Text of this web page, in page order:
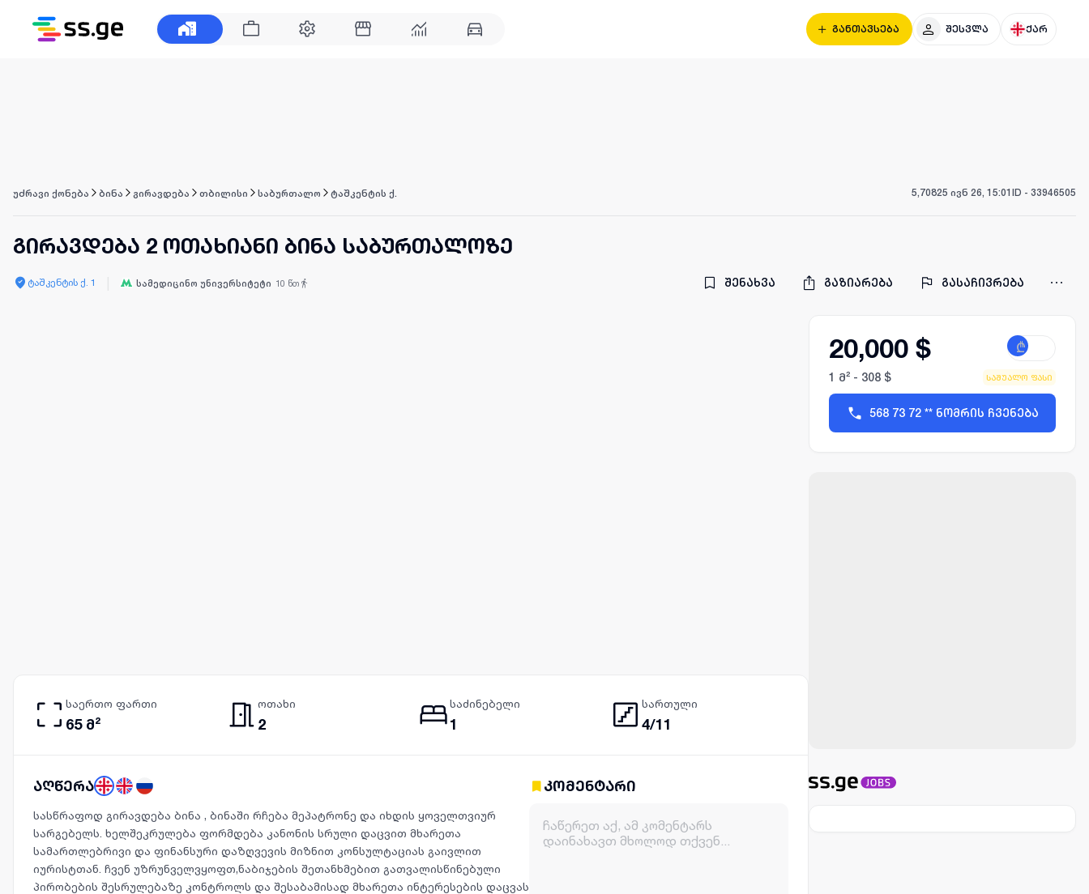
განთავსება შესვლა ქარ
უძრავი ქონება ბინა გირავდება თბილისი საბურთალო ტაშკენტის ქ. 5,70825 ივნ 26, 15:01 ID - 33946505
გირავდება 2 ოთახიანი ბინა საბურთალოზე
ტაშკენტის ქ. 1 სამედიცინო უნივერსიტეტი 10 წთ შენახვა გაზიარება გასაჩივრება
საერთო ფართი
65 მ²
ოთახი
2
საძინებელი
1
სართული
4/11
აღწერა
სასწრაფოდ გირავდება ბინა , ბინაში რჩება მეპატრონე და იხდის ყოველთვიურ
სარგებელს. ხელშეკრულება ფორმდება კანონის სრული დაცვით მხარეთა
სამართლებრივი და ფინანსური დაზღვევის მიზნით კონსულტაციას გაივლით
იურისტთან. ჩვენ უზრუნველვყოფთ,ნაბიჯების შეთანხმებით გათვალისწინებული
პირობების შესრულებაზე კონტროლს და შესაბამისად მხარეთა ინტერესების დაცვას
კომენტარი
20,000 $ ₾
1 მ² - 308 $ საშუალო ფასი
568 73 72 ** ნომრის ჩვენება